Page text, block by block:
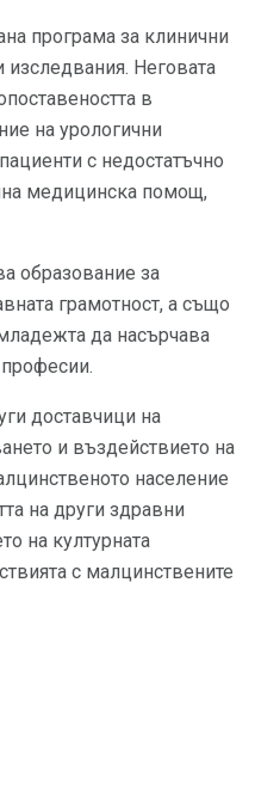
програма за клинични
Неговата
в
на урологични
с недостатъчно
медицинска помощ,
образование за
грамотност, а също
да насърчава
доставчици на
и въздействието на
население
на други здравни
на културната
с малцинствените